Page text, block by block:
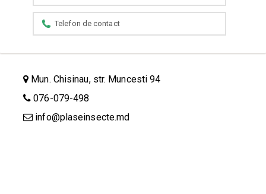
Mun. Chisinau, str. Muncesti 94
076-079-498
info@plaseinsecte.md